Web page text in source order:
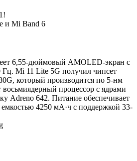
6,55-дюймовый AMOLED-экран с
Гц. Mi 11 Lite 5G получил чипсет
который производится по 5-нм
восьмиядерный процессор с ядрами
Adreno 642. Питание обеспечивает
емкостью 4250 мА·ч с поддержкой 33-